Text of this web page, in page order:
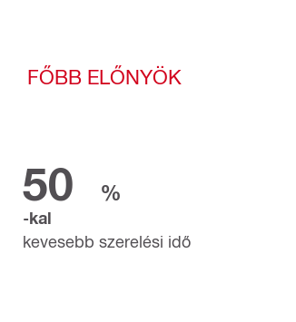
FŐBB ELŐNYÖK
50 %
-kal
kevesebb szerelési idő